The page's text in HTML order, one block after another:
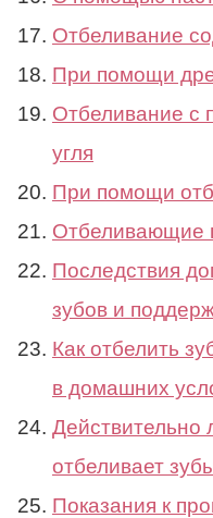
Отбеливание
При помощи
Отбеливание с
угля
При помощи
Отбеливающие
Последствия
зубов и
Как отбелить
в домашних
Действительно
отбеливает
Показания к